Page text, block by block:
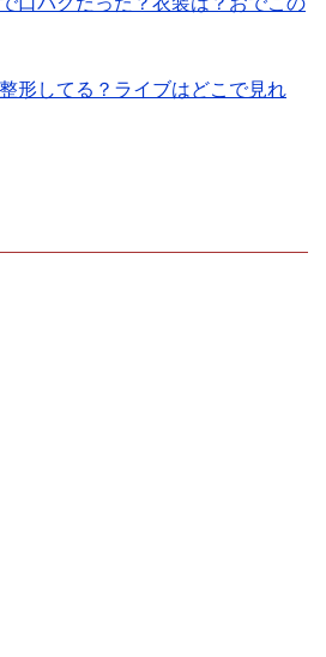
形してる？ライブはどこで見れ